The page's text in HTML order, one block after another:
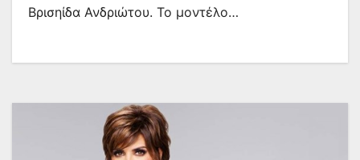
Βρισηίδα Ανδριώτου. Το μοντέλο…